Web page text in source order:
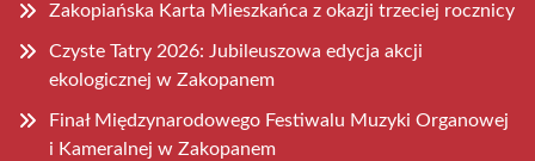
Zakopiańska Karta Mieszkańca z okazji trzeciej rocznicy
Czyste Tatry 2026: Jubileuszowa edycja akcji
ekologicznej w Zakopanem
Finał Międzynarodowego Festiwalu Muzyki Organowej
i Kameralnej w Zakopanem